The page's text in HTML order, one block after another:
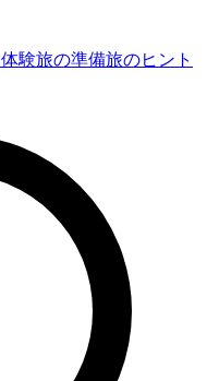
体験旅の準備旅のヒント